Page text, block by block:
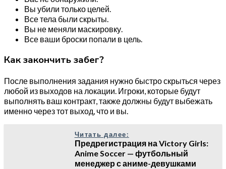
Вы убили только целей.
Все тела были скрыты.
Вы не меняли маскировку.
Все ваши броски попали в цель.
Как закончить забег?
После выполнения задания нужно быстро скрыться через
любой из выходов на локации. Игроки, которые будут
выполнять ваш контракт, также должны будут выбежать
именно через тот выход, что и вы.
Читать далее:
Предрегистрация на Victory Girls:
Anime Soccer — футбольный
менеджер с аниме-девушками